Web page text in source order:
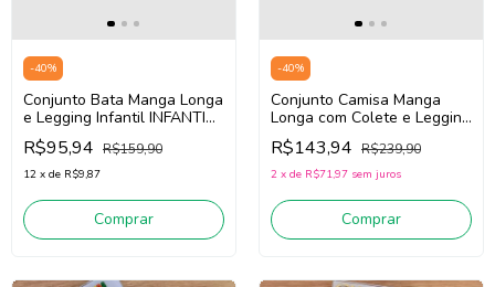
-40%
Conjunto Bata Manga Longa
e Legging Infantil INFANTI
89651 (Rosa claro/ Rosa
Médio)
R$95,94 R$159,90
12 x de R$9,87
Comprar
-40%
Conjunto Camisa Manga
Longa com Colete e Legging
Térmica Infantil INFANTI
90488 (Off White /Branco
/Preto)
R$143,94 R$239,90
2 x de R$71,97 sem juros
Comprar